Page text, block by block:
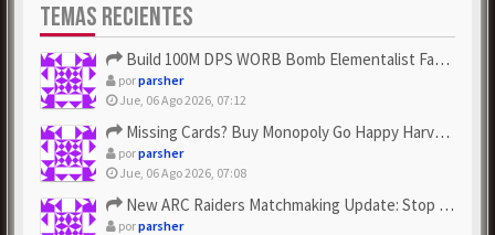
TEMAS RECIENTES
Build 100M DPS WORB Bomb Elementalist Fast - Grab POE Curren...
porparsher
Jue, 06 Ago 2026, 07:12
Missing Cards? Buy Monopoly Go Happy Harvest with Looney Tun...
porparsher
Jue, 06 Ago 2026, 07:08
New ARC Raiders Matchmaking Update: Stop Failed - Grab Bluep...
porparsher